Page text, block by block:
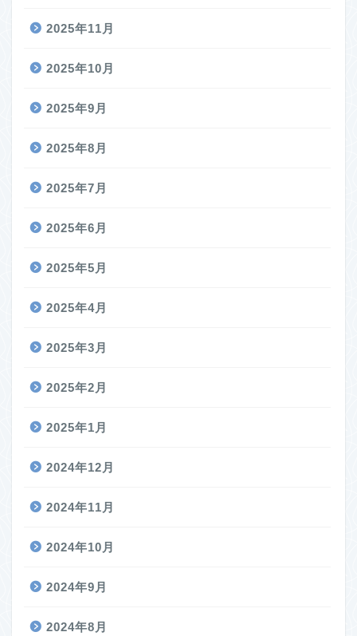
2025年11月
2025年10月
2025年9月
2025年8月
2025年7月
2025年6月
2025年5月
2025年4月
2025年3月
2025年2月
2025年1月
2024年12月
2024年11月
2024年10月
2024年9月
2024年8月